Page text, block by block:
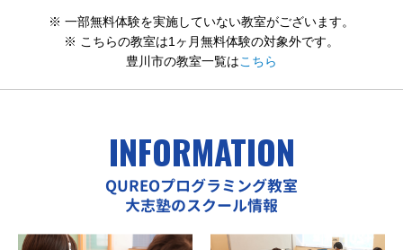
※ 一部無料体験を実施していない教室がございます。
※ こちらの教室は1ヶ月無料体験の対象外です。
豊川市の教室一覧はこちら
INFORMATION
QUREOプログラミング教室
大志塾のスクール情報